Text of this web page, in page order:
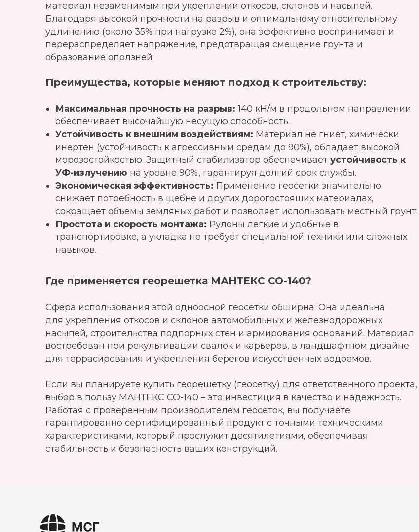
материал незаменимым при укреплении откосов, склонов и насыпей.
Благодаря высокой прочности на разрыв и оптимальному относительному
удлинению (около 35% при нагрузке 2%), она эффективно воспринимает и
перераспределяет напряжение, предотвращая смещение грунта и
образование оползней.
Преимущества, которые меняют подход к строительству:
Максимальная прочность на разрыв: 140 кН/м в продольном направлении
обеспечивает высочайшую несущую способность.
Устойчивость к внешним воздействиям: Материал не гниет, химически
инертен (устойчивость к агрессивным средам до 90%), обладает высокой
морозостойкостью. Защитный стабилизатор обеспечивает устойчивость к
УФ-излучению на уровне 90%, гарантируя долгий срок службы.
Экономическая эффективность: Применение геосетки значительно
снижает потребность в щебне и других дорогостоящих материалах,
сокращает объемы земляных работ и позволяет использовать местный грунт.
Простота и скорость монтажа: Рулоны легкие и удобные в
транспортировке, а укладка не требует специальной техники или сложных
навыков.
Где применяется георешетка МАНТЕКС СО-140?
Сфера использования этой одноосной геосетки обширна. Она идеальна
для укрепления откосов и склонов автомобильных и железнодорожных
насыпей, строительства подпорных стен и армирования оснований. Материал
востребован при рекультивации свалок и карьеров, в ландшафтном дизайне
для террасирования и укрепления берегов искусственных водоемов.
Если вы планируете купить георешетку (геосетку) для ответственного проекта,
выбор в пользу МАНТЕКС СО-140 – это инвестиция в качество и надежность.
Работая с проверенным производителем геосеток, вы получаете
гарантированно сертифицированный продукт с точными техническими
характеристиками, который прослужит десятилетиями, обеспечивая
стабильность и безопасность ваших конструкций.